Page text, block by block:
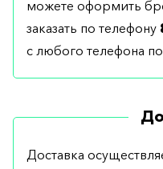
можете оформить
заказать по телефону
с любого телефона
Доставка